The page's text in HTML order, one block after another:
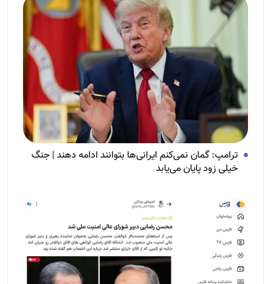
ترامپ: گمان نمی‌کنم ایرانی‌ها بتوانند ادامه دهند | جنگ
خیلی زود پایان می‌یابد